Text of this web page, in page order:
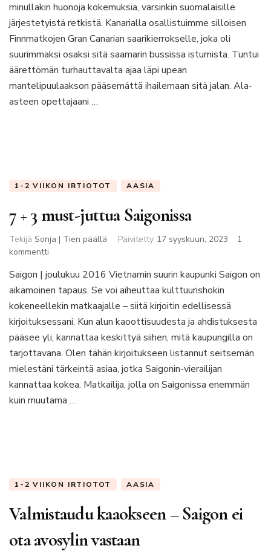
minullakin huonoja kokemuksia, varsinkin suomalaisille
järjestetyistä retkistä. Kanarialla osallistuimme silloisen
Finnmatkojen Gran Canarian saarikierrokselle, joka oli
suurimmaksi osaksi sitä saamarin bussissa istumista. Tuntui
äärettömän turhauttavalta ajaa läpi upean
mantelipuulaakson pääsemättä ihailemaan sitä jalan. Ala-
asteen opettajaani …
1-2 VIIKON IRTIOTOT AASIA
7 + 3 must-juttua Saigonissa
Tekijä Sonja | Tien päällä Päivitetty 17 syyskuun, 2023
1
kommentti
+
3
must-
Saigonissa
Saigon | joulukuu 2016 Vietnamin suurin kaupunki Saigon on
aikamoinen tapaus. Se voi aiheuttaa kulttuurishokin
kokeneellekin matkaajalle – siitä kirjoitin edellisessä
kirjoituksessani. Kun alun kaoottisuudesta ja ahdistuksesta
pääsee yli, kannattaa keskittyä siihen, mitä kaupungilla on
tarjottavana. Olen tähän kirjoitukseen listannut seitsemän
mielestäni tärkeintä asiaa, jotka Saigonin-vierailijan
kannattaa kokea. Matkailija, jolla on Saigonissa enemmän
kuin muutama …
1-2 VIIKON IRTIOTOT AASIA
Valmistaudu kaaokseen – Saigon ei
ota avosylin vastaan